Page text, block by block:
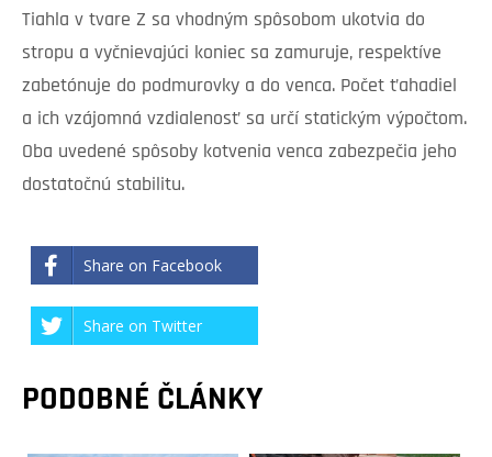
Tiahla v tvare Z sa vhodným spôsobom ukotvia do
stropu a vyčnievajúci koniec sa zamuruje, respektíve
zabetónuje do podmurovky a do venca. Počet ťahadiel
a ich vzájomná vzdialenosť sa určí statickým výpočtom.
Oba uvedené spôsoby kotvenia venca zabezpečia jeho
dostatočnú stabilitu.
Share on Facebook
Share on Twitter
PODOBNÉ ČLÁNKY